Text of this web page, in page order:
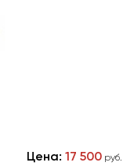
Цена: 17 500 руб.